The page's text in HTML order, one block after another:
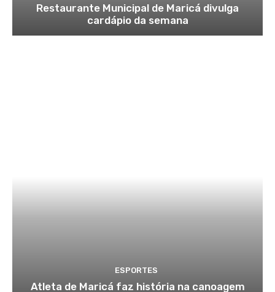
Restaurante Municipal de Maricá divulga
cardápio da semana
ESPORTES
Atleta de Maricá faz história na canoagem